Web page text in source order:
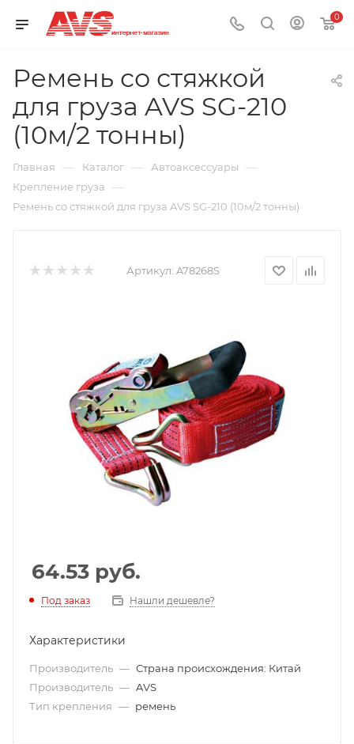
0
Ремень со стяжкой
для груза AVS SG-210
(10м/2 тонны)
Главная — Каталог — Автоаксессуары —
Крепление груза —
Ремень со стяжкой для груза AVS SG-210 (10м/2 тонны)
Артикул: A78268S
64.53 руб.
Под заказ Нашли дешевле?
Характеристики
Производитель — Страна происхождения: Китай
Производитель — AVS
Тип крепления — ремень